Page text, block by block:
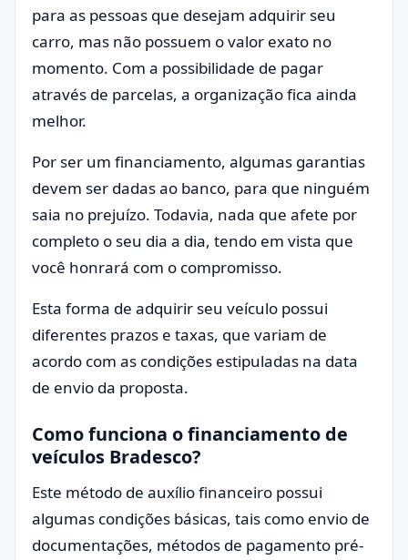
para as pessoas que desejam adquirir seu
carro, mas não possuem o valor exato no
momento. Com a possibilidade de pagar
através de parcelas, a organização fica ainda
melhor.
Por ser um financiamento, algumas garantias
devem ser dadas ao banco, para que ninguém
saia no prejuízo. Todavia, nada que afete por
completo o seu dia a dia, tendo em vista que
você honrará com o compromisso.
Esta forma de adquirir seu veículo possui
diferentes prazos e taxas, que variam de
acordo com as condições estipuladas na data
de envio da proposta.
Como funciona o financiamento de
veículos Bradesco?
Este método de auxílio financeiro possui
algumas condições básicas, tais como envio de
documentações, métodos de pagamento pré-